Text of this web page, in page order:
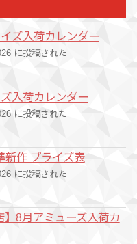
ズ入荷カレンダー
に投稿された
入荷カレンダー
に投稿された
新作 プライズ表
に投稿された
】8月アミューズ入荷カ